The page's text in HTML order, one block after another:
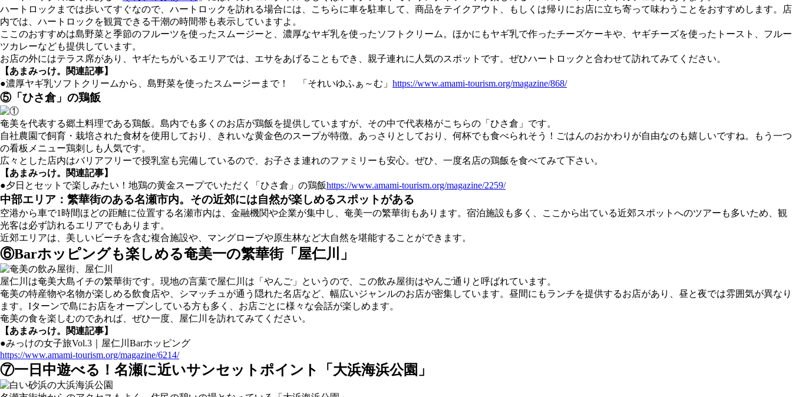
ハートロックまでは歩いてすぐなので、ハートロックを訪れる場合には、こちらに車を駐車して、商品をテイクアウト、もしくは帰りにお店に立ち寄って味わうことをおすすめします。店
内では、ハートロックを観賞できる干潮の時間帯も表示していますよ。
ここのおすすめは島野菜と季節のフルーツを使ったスムージーと、濃厚なヤギ乳を使ったソフトクリーム。ほかにもヤギ乳で作ったチーズケーキや、ヤギチーズを使ったトースト、フルー
ツカレーなども提供しています。
お店の外にはテラス席があり、ヤギたちがいるエリアでは、エサをあげることもでき、親子連れに人気のスポットです。ぜひハートロックと合わせて訪れてみてください。
【あまみっけ。関連記事】
●濃厚ヤギ乳ソフトクリームから、島野菜を使ったスムージーまで！ 「それいゆふぁ～む」 https://www.amami-tourism.org/magazine/868/
⑤「ひさ倉」の鶏飯
奄美を代表する郷土料理である鶏飯。島内でも多くのお店が鶏飯を提供していますが、その中で代表格がこちらの「ひさ倉」です。
自社農園で飼育・栽培された食材を使用しており、きれいな黄金色のスープが特徴。あっさりとしており、何杯でも食べられそう！ごはんのおかわりが自由なのも嬉しいですね。もう一つ
の看板メニュー鶏刺しも人気です。
広々とした店内はバリアフリーで授乳室も完備しているので、お子さま連れのファミリーも安心。ぜひ、一度名店の鶏飯を食べてみて下さい。
【あまみっけ。関連記事】
●夕日とセットで楽しみたい！地鶏の黄金スープでいただく「ひさ倉」の鶏飯https://www.amami-tourism.org/magazine/2259/
中部エリア：繁華街のある名瀬市内。その近郊には自然が楽しめるスポットがある
空港から車で1時間ほどの距離に位置する名瀬市内は、金融機関や企業が集中し、奄美一の繁華街もあります。宿泊施設も多く、ここから出ている近郊スポットへのツアーも多いため、観
光客は必ず訪れるエリアでもあります。
近郊エリアは、美しいビーチを含む複合施設や、マングローブや原生林など大自然を堪能することができます。
⑥Barホッピングも楽しめる奄美一の繁華街「屋仁川」
屋仁川は奄美大島イチの繁華街です。現地の言葉で屋仁川は「やんご」というので、この飲み屋街はやんご通りと呼ばれています。
奄美の特産物や名物が楽しめる飲食店や、シマッチュが通う隠れた名店など、幅広いジャンルのお店が密集しています。昼間にもランチを提供するお店があり、昼と夜では雰囲気が異なり
ます。Iターンで島にお店をオープンしている方も多く、お店ごとに様々な会話が楽しめます。
奄美の食を楽しむのであれば、ぜひ一度、屋仁川を訪れてみてください。
【あまみっけ。関連記事】
●みっけの女子旅Vol.3｜屋仁川Barホッピング
https://www.amami-tourism.org/magazine/6214/
⑦一日中遊べる！名瀬に近いサンセットポイント「大浜海浜公園」